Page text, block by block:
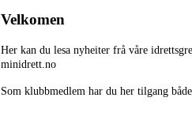
Velkomen
Her kan du lesa nyheiter frå våre
minidrett.no
Som klubbmedlem har du her tilgang